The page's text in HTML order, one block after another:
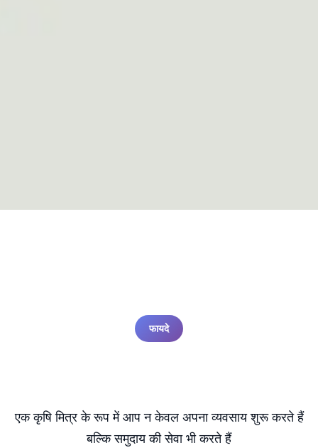
फायदे
एक कृषि मित्र के रूप में आप न केवल अपना व्यवसाय शुरू करते हैं
बल्कि समुदाय की सेवा भी करते हैं